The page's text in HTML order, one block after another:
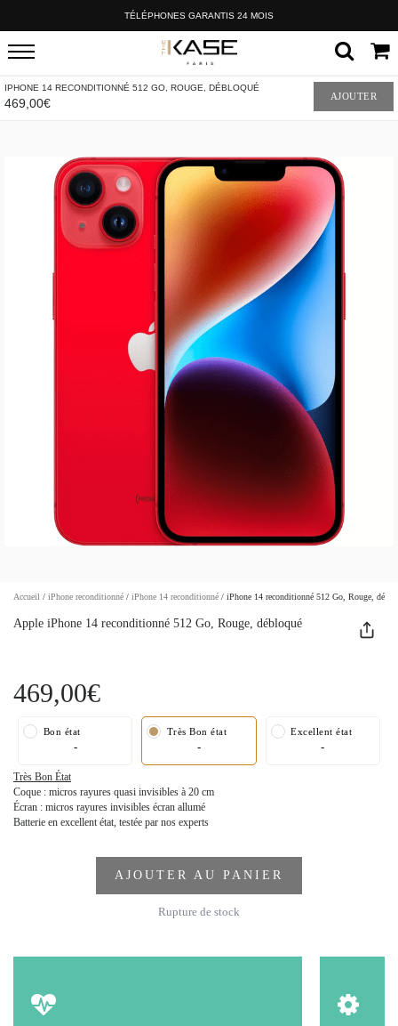
TÉLÉPHONES GARANTIS 24 MOIS
IPHONE 14 RECONDITIONNÉ 512 GO, ROUGE, DÉBLOQUÉ
469,00€ AJOUTER
Accueil / iPhone reconditionné / iPhone 14 reconditionné / iPhone 14 reconditionné 512 Go, Rouge,
Apple iPhone 14 reconditionné 512 Go, Rouge, débloqué
469,00€
Bon état
-
Très Bon état
-
Excellent état
-
Très Bon État
Coque : micros rayures quasi invisibles à 20 cm
Écran : micros rayures invisibles écran allumé
Batterie en excellent état, testée par nos experts
AJOUTER AU PANIER
Rupture de stock